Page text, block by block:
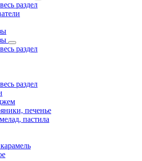
раздел
раздел
раздел
печенье
пастила